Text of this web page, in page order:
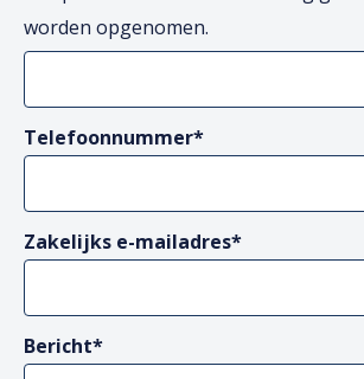
worden opgenomen.
Telefoonnummer*
Zakelijks e-mailadres*
Bericht*